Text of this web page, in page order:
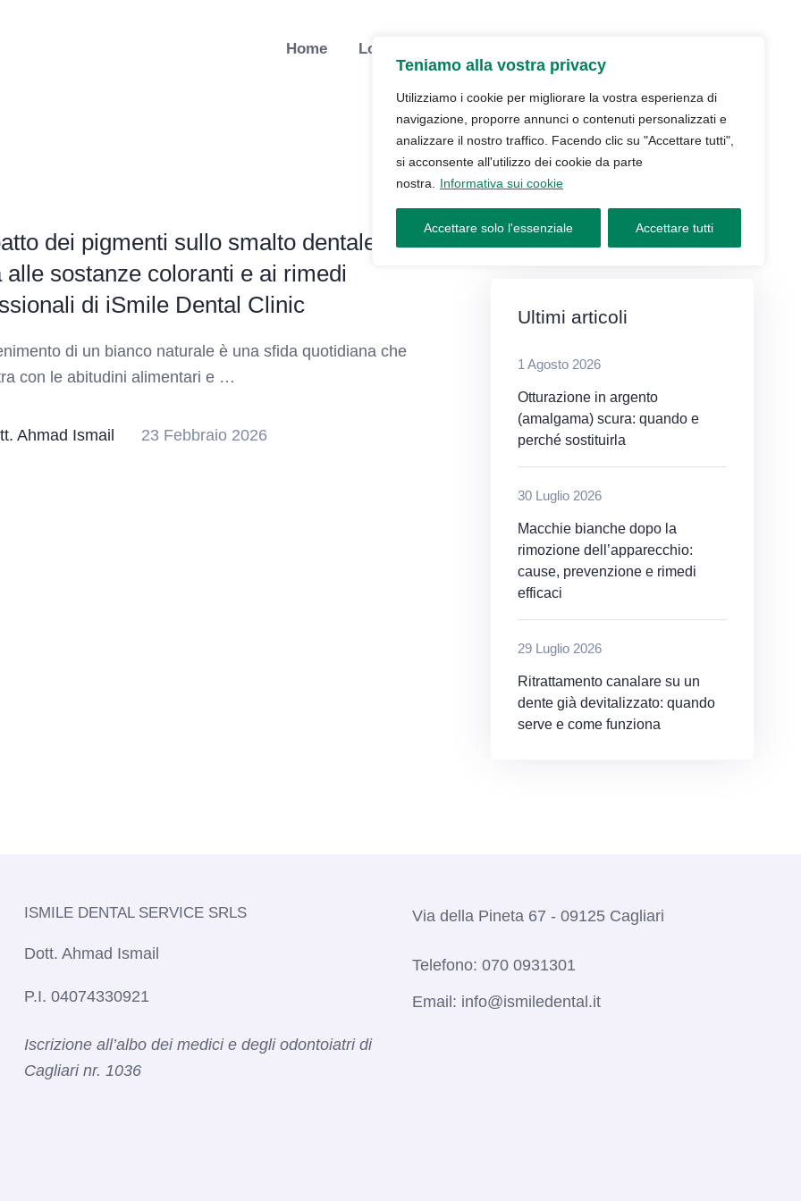
Teniamo alla vostra privacy
Utilizziamo i cookie per migliorare la vostra esperienza di
navigazione, proporre annunci o contenuti personalizzati e
analizzare il nostro traffico. Facendo clic su "Accettare tutti",
si acconsente all'utilizzo dei cookie da parte
nostra.
Informativa sui cookie
Accettare solo l'essenziale Accettare tutti
Home Lo Studio
dei pigmenti sullo smalto dentale:
alle sostanze coloranti e ai rimedi
di iSmile Dental Clinic
di un bianco naturale è una sfida quotidiana che
con le abitudini alimentari e …
Ahmad Ismail 23 Febbraio 2026
Ultimi articoli
1 Agosto 2026
Otturazione in argento
(amalgama) scura: quando e
perché sostituirla
30 Luglio 2026
Macchie bianche dopo la
rimozione dell’apparecchio:
cause, prevenzione e rimedi
efficaci
29 Luglio 2026
Ritrattamento canalare su un
dente già devitalizzato: quando
serve e come funziona
ISMILE DENTAL SERVICE SRLS​
Dott. Ahmad Ismail
P.I. 04074330921
Iscrizione all’albo dei medici e degli odontoiatri di
Cagliari nr. 1036​
Via della Pineta 67 - 09125 Cagliari
Telefono: 070 0931301
Email: info@ismiledental.it